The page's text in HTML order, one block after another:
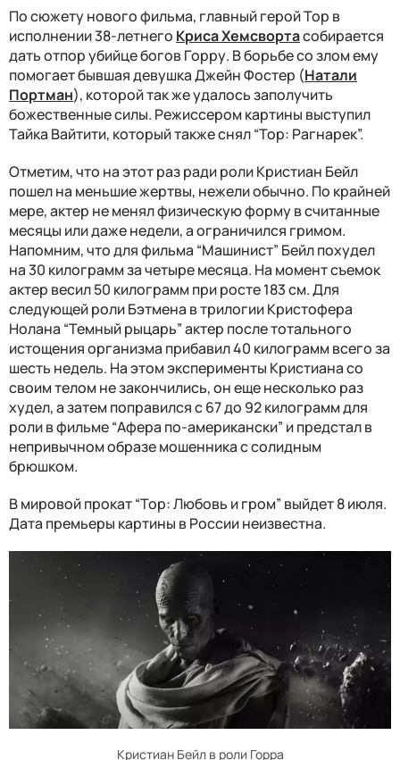
По сюжету нового фильма, главный герой Тор в
исполнении 38-летнего Криса Хемсвортасобирается
дать отпор убийце богов Горру. В борьбе со злом ему
помогает бывшая девушка Джейн Фостер (Натали
Портман), которой так же удалось заполучить
божественные силы. Режиссером картины выступил
Тайка Вайтити, который также снял “Тор: Рагнарек”.
Отметим, что на этот раз ради роли Кристиан Бейл
пошел на меньшие жертвы, нежели обычно. По крайней
мере, актер не менял физическую форму в считанные
месяцы или даже недели, а ограничился гримом.
Напомним, что для фильма “Машинист” Бейл похудел
на 30 килограмм за четыре месяца. На момент съемок
актер весил 50 килограмм при росте 183 см. Для
следующей роли Бэтмена в трилогии Кристофера
Нолана “Темный рыцарь” актер после тотального
истощения организма прибавил 40 килограмм всего за
шесть недель. На этом эксперименты Кристиана со
своим телом не закончились, он еще несколько раз
худел, а затем поправился с 67 до 92 килограмм для
роли в фильме “Афера по-американски” и предстал в
непривычном образе мошенника с солидным
брюшком.
В мировой прокат “Тор: Любовь и гром” выйдет 8 июля.
Дата премьеры картины в России неизвестна.
Кристиан Бейл в роли Горра